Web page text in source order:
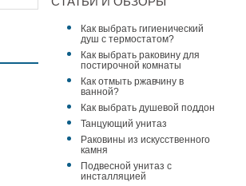
Как выбрать гигиенический
душ с термостатом?
Как выбрать раковину для
постирочной комнаты
Как отмыть ржавчину в
ванной?
Как выбрать душевой поддон
Танцующий унитаз
Раковины из искусственного
камня
Подвесной унитаз с
инсталляцией